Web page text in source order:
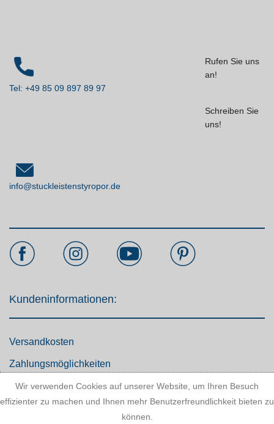
Rufen Sie uns
an!
Tel: +49 85 09 897 89 97
Schreiben Sie
uns!
info@stuckleistenstyropor.de
Kundeninformationen:
Versandkosten
Zahlungsmöglichkeiten
AGB
Widerrufsbelehrung
Wir verwenden Cookies auf unserer Website, um Ihren Besuch
effizienter zu machen und Ihnen mehr Benutzerfreundlichkeit bieten zu
können.